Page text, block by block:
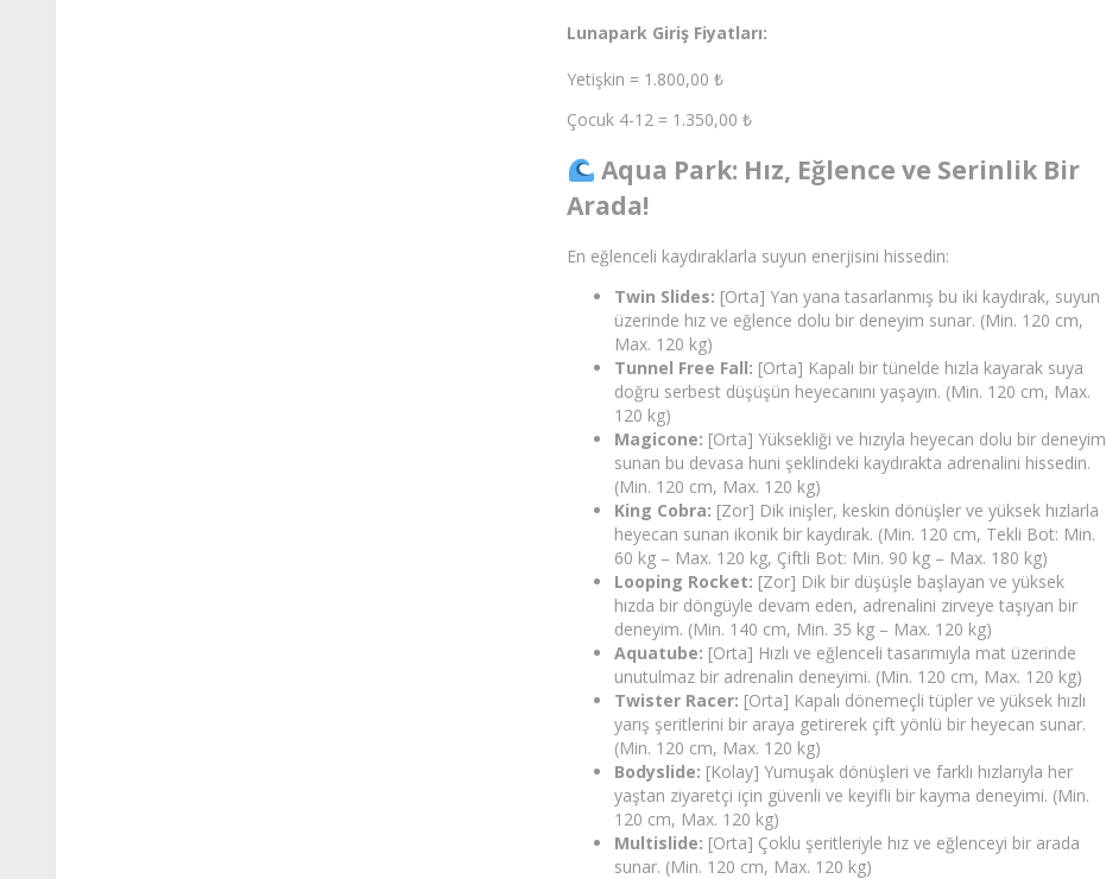
Lunapark Giriş Fiyatları:
Yetişkin = 1.800,00 ₺
Çocuk 4-12 = 1.350,00 ₺
Aqua Park: Hız, Eğlence ve Serinlik Bir
Arada!
En eğlenceli kaydıraklarla suyun enerjisini hissedin:
Twin Slides: [Orta] Yan yana tasarlanmış bu iki kaydırak, suyun
üzerinde hız ve eğlence dolu bir deneyim sunar. (Min. 120 cm,
Max. 120 kg)
Tunnel Free Fall: [Orta] Kapalı bir tünelde hızla kayarak suya
doğru serbest düşüşün heyecanını yaşayın. (Min. 120 cm, Max.
120 kg)
Magicone: [Orta] Yüksekliği ve hızıyla heyecan dolu bir deneyim
sunan bu devasa huni şeklindeki kaydırakta adrenalini hissedin.
(Min. 120 cm, Max. 120 kg)
King Cobra: [Zor] Dik inişler, keskin dönüşler ve yüksek hızlarla
heyecan sunan ikonik bir kaydırak. (Min. 120 cm, Tekli Bot: Min.
60 kg – Max. 120 kg, Çiftli Bot: Min. 90 kg – Max. 180 kg)
Looping Rocket: [Zor] Dik bir düşüşle başlayan ve yüksek
hızda bir döngüyle devam eden, adrenalini zirveye taşıyan bir
deneyim. (Min. 140 cm, Min. 35 kg – Max. 120 kg)
Aquatube: [Orta] Hızlı ve eğlenceli tasarımıyla mat üzerinde
unutulmaz bir adrenalin deneyimi. (Min. 120 cm, Max. 120 kg)
Twister Racer: [Orta] Kapalı dönemeçli tüpler ve yüksek hızlı
yarış şeritlerini bir araya getirerek çift yönlü bir heyecan sunar.
(Min. 120 cm, Max. 120 kg)
Bodyslide: [Kolay] Yumuşak dönüşleri ve farklı hızlarıyla her
yaştan ziyaretçi için güvenli ve keyifli bir kayma deneyimi. (Min.
120 cm, Max. 120 kg)
Multislide: [Orta] Çoklu şeritleriyle hız ve eğlenceyi bir arada
sunar. (Min. 120 cm, Max. 120 kg)